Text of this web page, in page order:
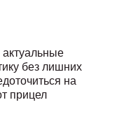
без лишних
на
прицел